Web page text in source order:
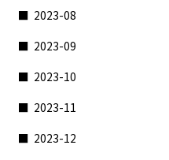
2023-08
2023-09
2023-10
2023-11
2023-12